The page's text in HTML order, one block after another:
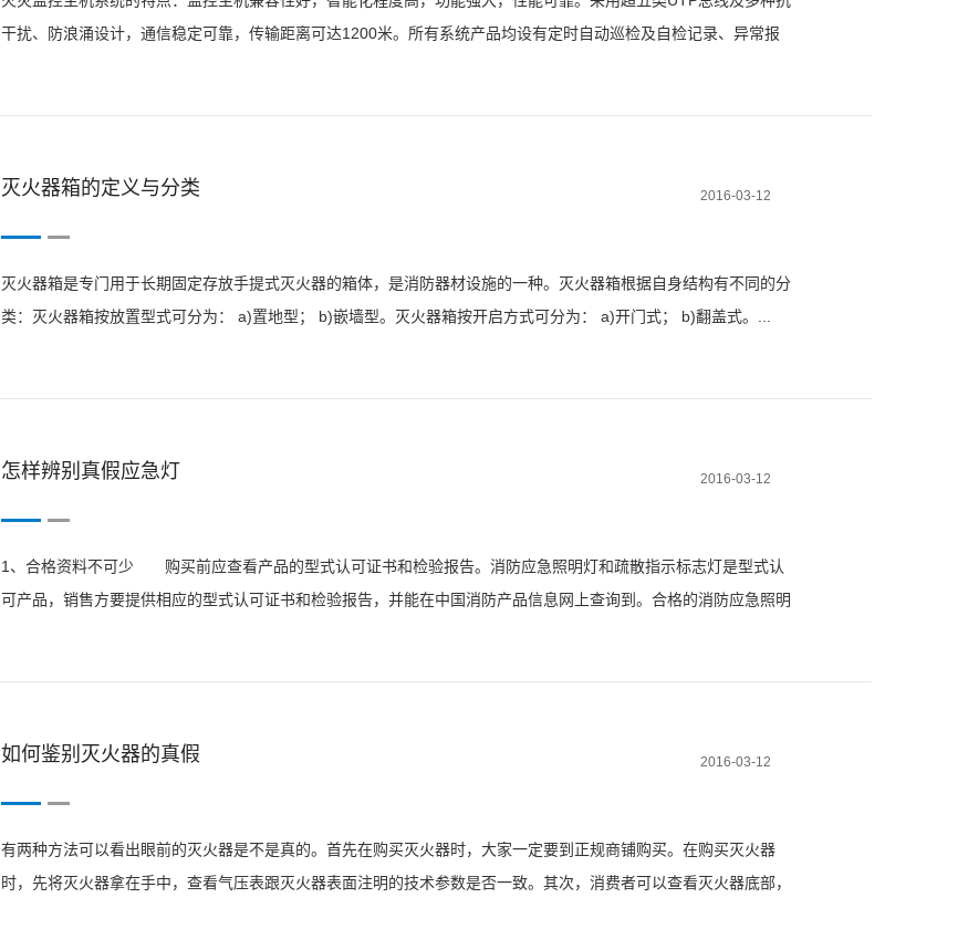
干扰、防浪涌设计，通信稳定可靠，传输距离可达1200米。所有系统产品均设有定时自动巡检及自检记录、异常报
灭火器箱的定义与分类 2016-03-12
灭火器箱是专门用于长期固定存放手提式灭火器的箱体，是消防器材设施的一种。灭火器箱根据自身结构有不同的分
类：灭火器箱按放置型式可分为： a)置地型； b)嵌墙型。灭火器箱按开启方式可分为： a)开门式； b)翻盖式。...
怎样辨别真假应急灯 2016-03-12
1、合格资料不可少 购买前应查看产品的型式认可证书和检验报告。消防应急照明灯和疏散指示标志灯是型式认
可产品，销售方要提供相应的型式认可证书和检验报告，并能在中国消防产品信息网上查询到。合格的消防应急照明
如何鉴别灭火器的真假 2016-03-12
有两种方法可以看出眼前的灭火器是不是真的。首先在购买灭火器时，大家一定要到正规商铺购买。在购买灭火器
时，先将灭火器拿在手中，查看气压表跟灭火器表面注明的技术参数是否一致。其次，消费者可以查看灭火器底部，